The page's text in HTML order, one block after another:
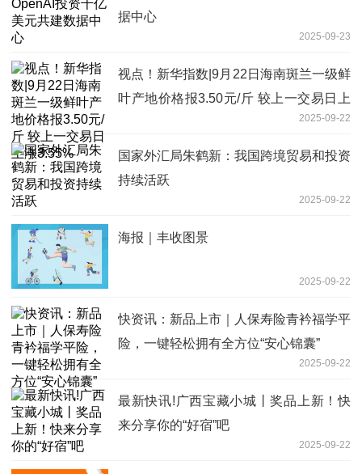
据中心
2025-09-23
视点！新华指数|9月22日海南斑兰一级鲜
叶产地价格报3.50元/斤 较上一交易日上
2025-09-22
国家外汇局朱鹤新：我国跨境贸易和投资
持续活跃
2025-09-22
海报｜丰收图景
2025-09-22
快资讯：新品上市｜人保寿险青衿福学平
险，一键轻松拥有全方位“安心锦囊”
2025-09-22
最新快讯!广西宝藏小城丨奖品上新！快
来分享你的“好宿”吧
2025-09-22